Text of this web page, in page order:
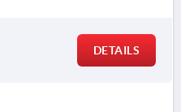
DETAILS